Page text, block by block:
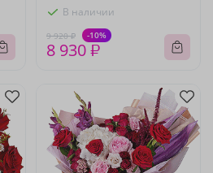
В наличии
9 920 ₽ -10%
8 930 ₽